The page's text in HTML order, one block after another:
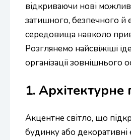
відкриваючи нові
затишного, безпечного й
середовища навколо
Розглянемо найсвіжіші
організації зовнішнього
1. Архітектурне
Акцентне світло, що
будинку або